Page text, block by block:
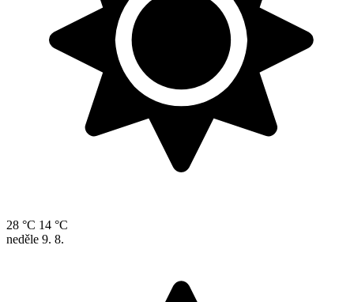
28 °C 14 °C
neděle 9. 8.